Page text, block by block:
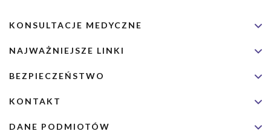
KONSULTACJE MEDYCZNE
NAJWAŻNIEJSZE LINKI
BEZPIECZEŃSTWO
KONTAKT
DANE PODMIOTÓW